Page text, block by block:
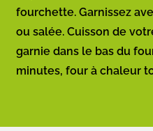
fourchette. Garnissez
ou salée. Cuisson de
garnie dans le bas du
minutes, four à chaleur